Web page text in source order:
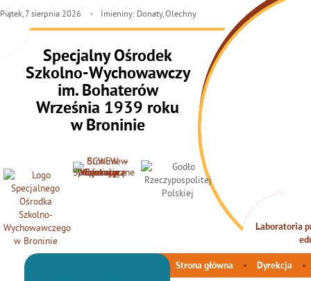
Specjalny Ośrodek
Szkolno-Wychowawczy
im. Bohaterów
Września 1939 roku
w Broninie
Piątek, 7 sierpnia 2026 Imieniny: Donaty, Olechny
Laboratoria
Strona główna Dyrekcja